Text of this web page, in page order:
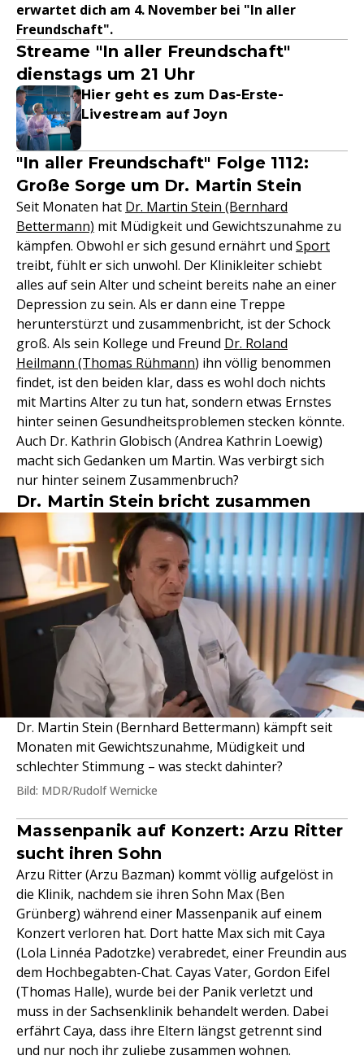
erwartet dich am 4. November bei "In aller
Freundschaft".
Streame "In aller Freundschaft"
dienstags um 21 Uhr
Hier geht es zum Das-Erste-
Livestream auf Joyn
"In aller Freundschaft" Folge 1112:
Große Sorge um Dr. Martin Stein
Seit Monaten hat Dr. Martin Stein (Bernhard
Bettermann) mit Müdigkeit und Gewichtszunahme zu
kämpfen. Obwohl er sich gesund ernährt und Sport
treibt, fühlt er sich unwohl. Der Klinikleiter schiebt
alles auf sein Alter und scheint bereits nahe an einer
Depression zu sein. Als er dann eine Treppe
herunterstürzt und zusammenbricht, ist der Schock
groß. Als sein Kollege und Freund Dr. Roland
Heilmann (Thomas Rühmann) ihn völlig benommen
findet, ist den beiden klar, dass es wohl doch nichts
mit Martins Alter zu tun hat, sondern etwas Ernstes
hinter seinen Gesundheitsproblemen stecken könnte.
Auch Dr. Kathrin Globisch (Andrea Kathrin Loewig)
macht sich Gedanken um Martin. Was verbirgt sich
nur hinter seinem Zusammenbruch?
Dr. Martin Stein bricht zusammen
Dr. Martin Stein (Bernhard Bettermann) kämpft seit
Monaten mit Gewichtszunahme, Müdigkeit und
schlechter Stimmung – was steckt dahinter?
Bild: MDR/Rudolf Wernicke
Massenpanik auf Konzert: Arzu Ritter
sucht ihren Sohn
Arzu Ritter (Arzu Bazman) kommt völlig aufgelöst in
die Klinik, nachdem sie ihren Sohn Max (Ben
Grünberg) während einer Massenpanik auf einem
Konzert verloren hat. Dort hatte Max sich mit Caya
(Lola Linnéa Padotzke) verabredet, einer Freundin aus
dem Hochbegabten-Chat. Cayas Vater, Gordon Eifel
(Thomas Halle), wurde bei der Panik verletzt und
muss in der Sachsenklinik behandelt werden. Dabei
erfährt Caya, dass ihre Eltern längst getrennt sind
und nur noch ihr zuliebe zusammen wohnen.